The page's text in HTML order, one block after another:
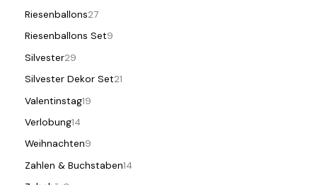
Riesenballons27
Riesenballons Set9
Silvester29
Silvester Dekor Set21
Valentinstag19
Verlobung14
Weihnachten9
Zahlen & Buchstaben14